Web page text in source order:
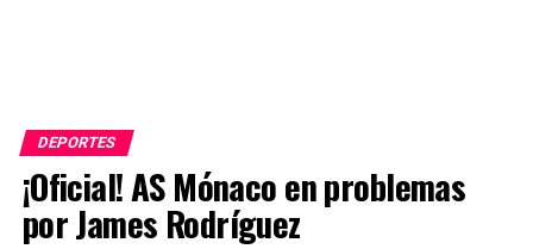
DEPORTES
¡Oficial! AS Mónaco en problemas
por James Rodríguez